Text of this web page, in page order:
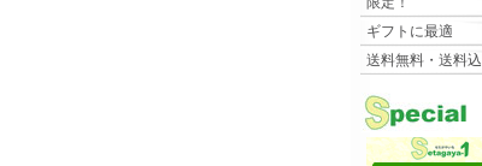
ギフトに最適
送料無料・送料込